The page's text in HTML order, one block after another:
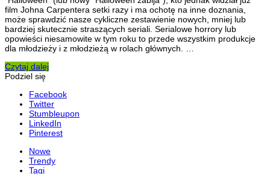
film Johna Carpentera setki razy i ma ochotę na inne doznania,
może sprawdzić nasze cykliczne zestawienie nowych, mniej lub
bardziej skutecznie straszących seriali. Serialowe horrory lub
opowieści niesamowite w tym roku to przede wszystkim produkcje
dla młodzieży i z młodzieżą w rolach głównych. …
Czytaj dalej
Podziel się
Facebook
Twitter
Stumbleupon
LinkedIn
Pinterest
Nowe
Trendy
Tagi